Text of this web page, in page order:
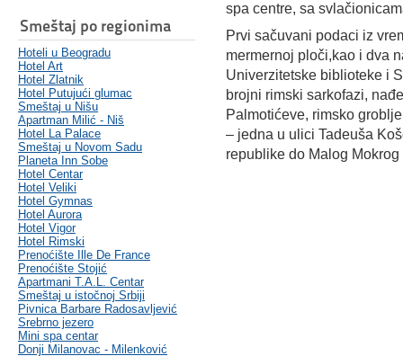
Smeštaj po regionima
Hoteli u Beogradu
Hotel Art
Hotel Zlatnik
Hotel Putujući glumac
Smeštaj u Nišu
Apartman Milić - Niš
Hotel La Palace
Smeštaj u Novom Sadu
Planeta Inn Sobe
Hotel Centar
Hotel Veliki
Hotel Gymnas
Hotel Aurora
Hotel Vigor
Hotel Rimski
Prenoćište Ille De France
Prenoćište Stojić
Apartmani T.A.L. Centar
Smeštaj u istočnoj Srbiji
Pivnica Barbare Radosavljević
Srebrno jezero
Mini spa centar
Donji Milanovac - Milenković
spa centre, sa
Prvi sačuvani podaci iz
mermernoj ploči,kao i dva
Univerzitetske biblioteke i
brojni rimski sarkofazi,
Palmotićeve, rimsko
– jedna u ulici Tadeuša
republike do Malog Mokrog